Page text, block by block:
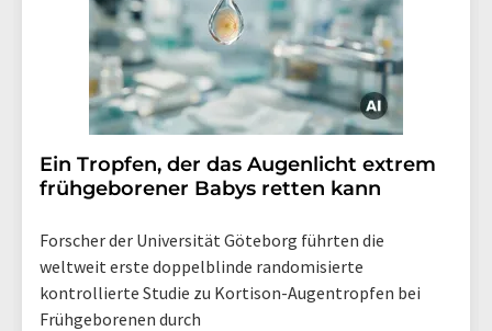
Ein Tropfen, der das Augenlicht extrem
frühgeborener Babys retten kann
Forscher der Universität Göteborg führten die
weltweit erste doppelblinde randomisierte
kontrollierte Studie zu Kortison-Augentropfen bei
Frühgeborenen durch